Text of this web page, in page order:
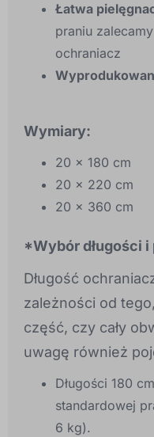
Łatwa
praniu zalecamy
ochraniacz
Wymiary:
20 × 180 cm
20 × 220 cm
20 × 360 cm
*Wybór długości
Długość
zależności od
część, czy cały
uwagę również
Długości 180
standardowej
6 kg).